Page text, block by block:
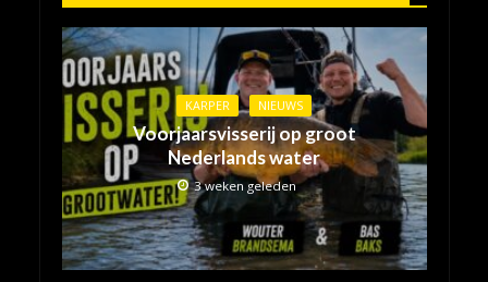
KARPER NIEUWS
Voorjaarsvisserij op groot
Nederlands water
3 weken geleden